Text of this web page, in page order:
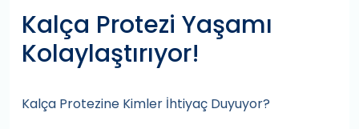
Kalça Protezi Yaşamı
Kolaylaştırıyor!
Kalça Protezine Kimler İhtiyaç Duyuyor?